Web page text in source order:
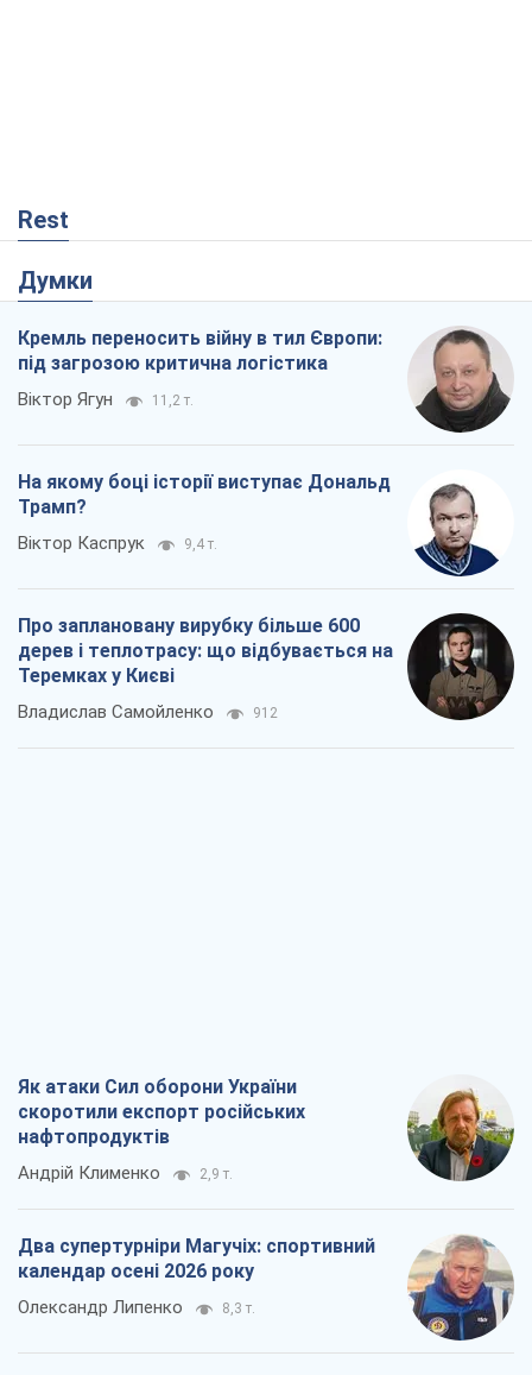
Rest
Думки
Кремль переносить війну в тил Європи:
під загрозою критична логістика
Віктор Ягун 11,2 т.
На якому боці історії виступає Дональд
Трамп?
Віктор Каспрук 9,4 т.
Про заплановану вирубку більше 600
дерев і теплотрасу: що відбувається на
Теремках у Києві
Владислав Самойленко 912
Як атаки Сил оборони України
скоротили експорт російських
нафтопродуктів
Андрій Клименко 2,9 т.
Два супертурніри Магучіх: спортивний
календар осені 2026 року
Олександр Липенко 8,3 т.